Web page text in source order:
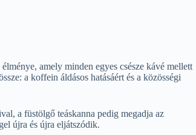
élménye, amely minden egyes csésze kávé mellett
a koffein áldásos hatásáért és a közösségi
a füstölgő teáskanna pedig megadja az
újra és újra eljátszódik.